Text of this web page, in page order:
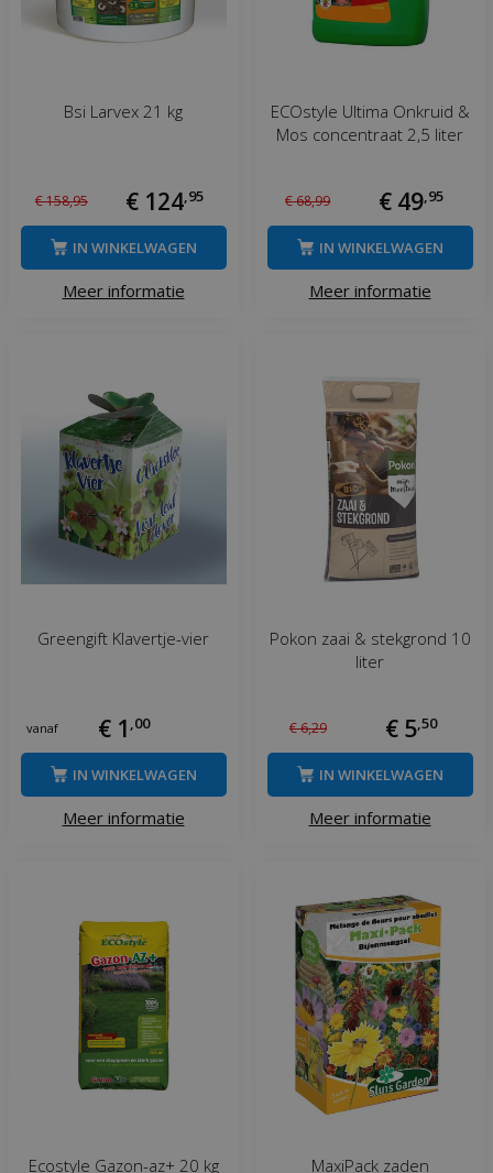
Bsi Larvex 21 kg
€158,95 € 124 95
Meer informatie
IN WINKELWAGEN
ECOstyle Ultima Onkruid &
Mos concentraat 2,5 liter
€68,99 € 49, 95
Meer informatie
IN WINKELWAGEN
Greengift Klavertje-vier
vanaf € 1 00
Meer informatie
IN WINKELWAGEN
Pokon zaai & stekgrond 10
liter
€6,29 € 5 50
Meer informatie
IN WINKELWAGEN
Ecostyle Gazon-az+ 20 kg MaxiPack zaden